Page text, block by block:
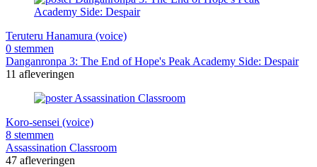
Teruteru Hanamura (voice)
0 stemmen
Danganronpa 3: The End of Hope's Peak Academy Side: Despair
11 afleveringen
Koro-sensei (voice)
8 stemmen
Assassination Classroom
47 afleveringen